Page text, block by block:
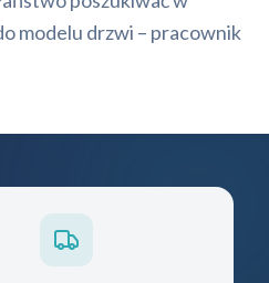
modelu drzwi – pracownik